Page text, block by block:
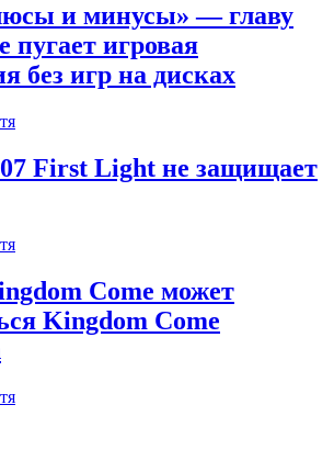
и минусы» — главу
пугает игровая
без игр на дисках
First Light не защищает
Come может
Kingdom Come